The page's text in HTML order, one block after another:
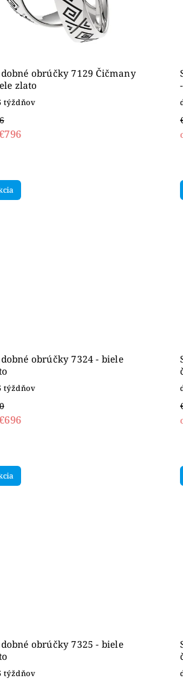
obrúčky 7129 Čičmany
zlato
týždňov
obrúčky 7324 - biele
týždňov
obrúčky 7325 - biele
týždňov